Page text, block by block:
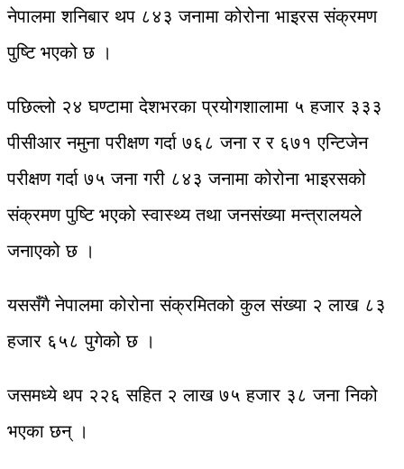
नेपालमा शनिबार थप ८४३ जनामा कोरोना भाइरस संक्रमण
पुष्टि भएको छ ।
पछिल्लो २४ घण्टामा देशभरका प्रयोगशालामा ५ हजार ३३३
पीसीआर नमुना परीक्षण गर्दा ७६८ जना र र ६७१ एन्टिजेन
परीक्षण गर्दा ७५ जना गरी ८४३ जनामा कोरोना भाइरसको
संक्रमण पुष्टि भएको स्वास्थ्य तथा जनसंख्या मन्त्रालयले
जनाएको छ ।
यससँगै नेपालमा कोरोना संक्रमितको कुल संख्या २ लाख ८३
हजार ६५८ पुगेको छ ।
जसमध्ये थप २२६ सहित २ लाख ७५ हजार ३८ जना निको
भएका छन् ।